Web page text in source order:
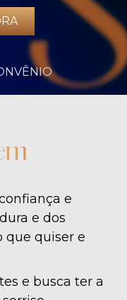
e
e dos
que quiser e
e busca ter a